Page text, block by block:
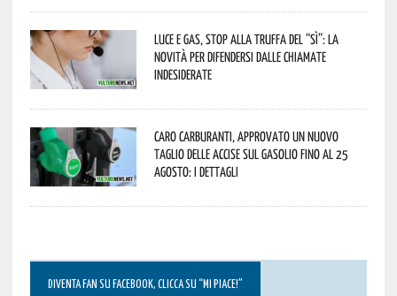
Luce e gas, stop alla truffa del “Sì”: la
novità per difendersi dalle chiamate
indesiderate
Caro carburanti, approvato un nuovo
taglio delle accise sul gasolio fino al 25
agosto: i dettagli
DIVENTA FAN SU FACEBOOK, CLICCA SU “MI PIACE!”